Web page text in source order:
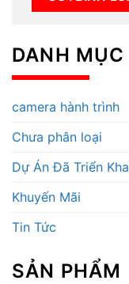
DANH MỤC
camera hành trình
Chưa phân loại
Dự Án Đã Triển
Khuyến Mãi
Tin Tức
SẢN PHẨM